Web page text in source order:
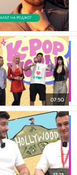
07:50